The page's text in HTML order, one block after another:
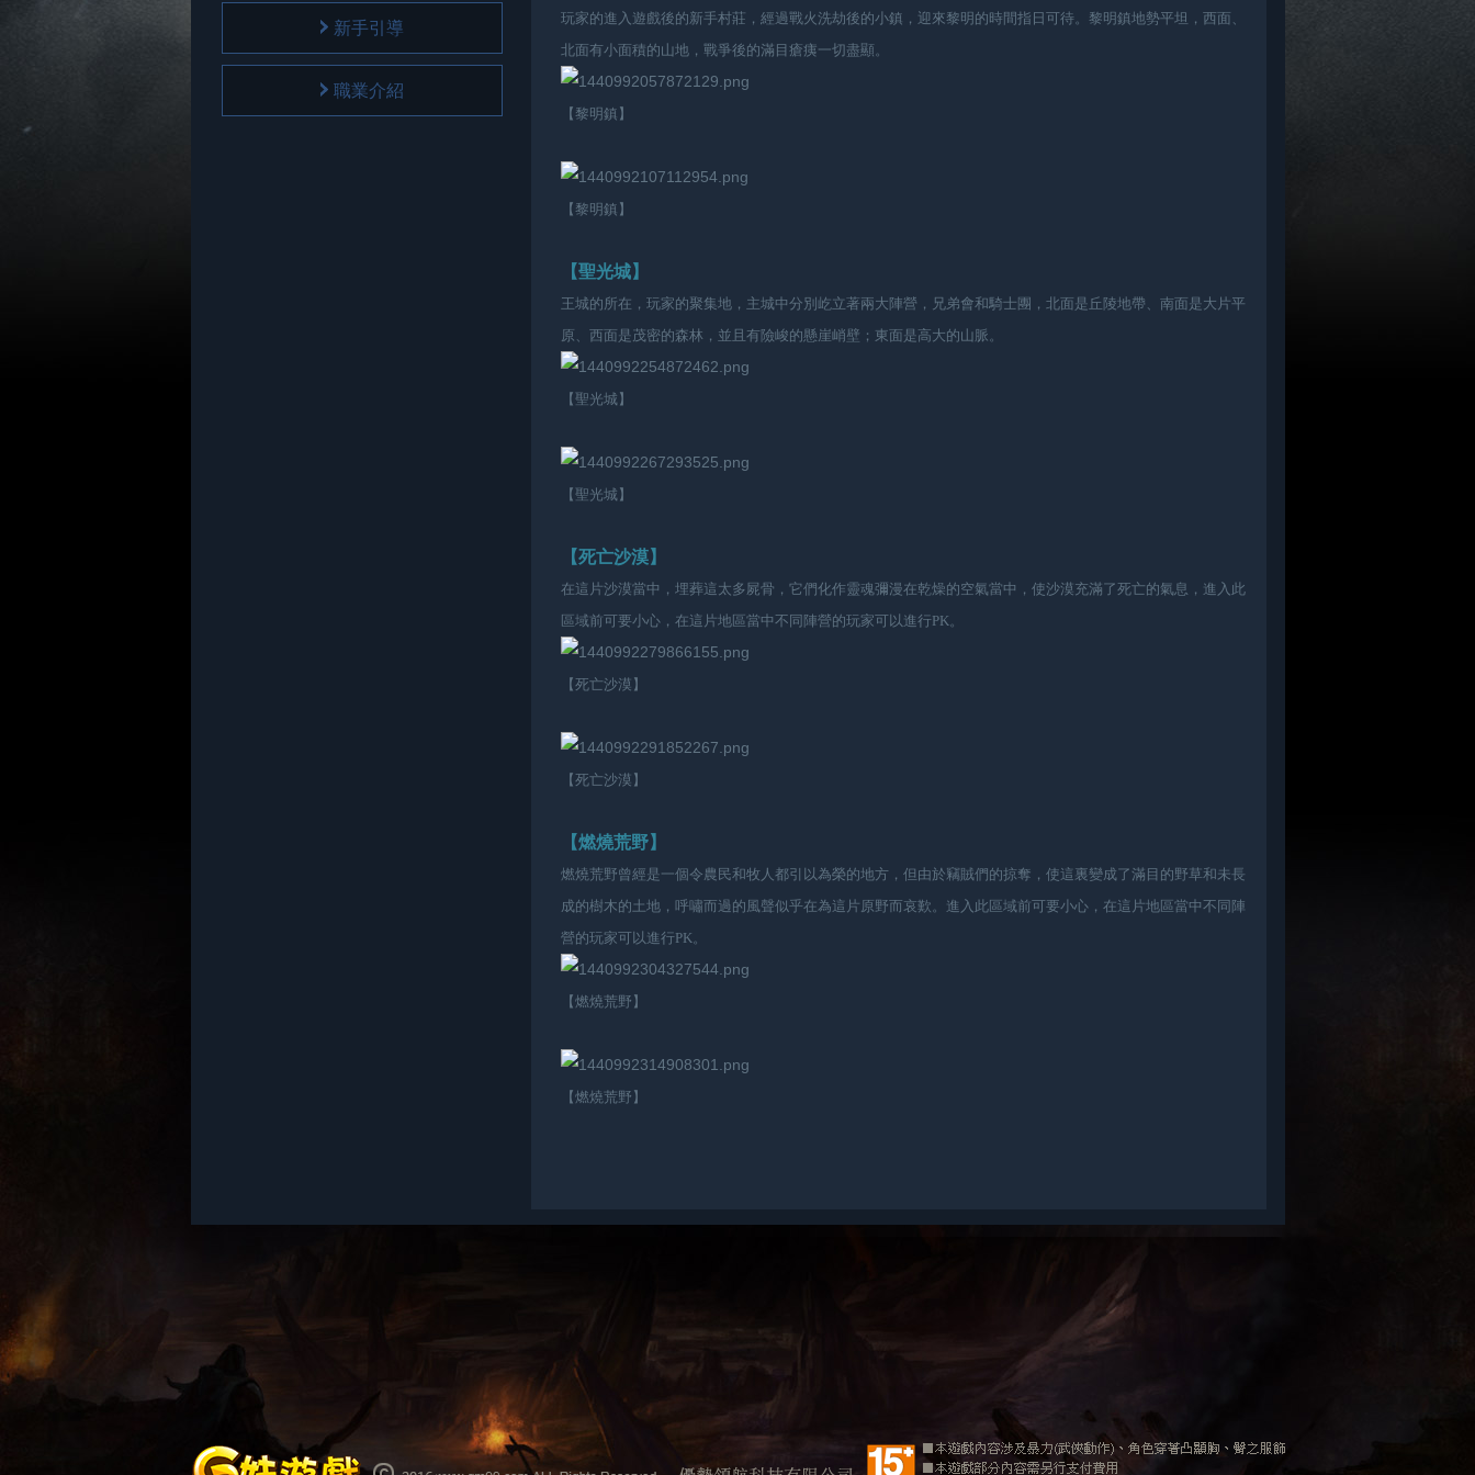
玩家的進入遊戲後的新手村莊，經過戰火洗劫後的小鎮，迎來黎明的時間指日可待。黎明鎮地勢平坦，西面、
北面有小面積的山地，戰爭後的滿目瘡痍一切盡顯。
【黎明鎮】
【黎明鎮】
【聖光城】
王城的所在，玩家的聚集地，主城中分別屹立著兩大陣營，兄弟會和騎士團，北面是丘陵地帶、南面是大片平
原、西面是茂密的森林，並且有險峻的懸崖峭壁；東面是高大的山脈。
【聖光城】
【聖光城】
【死亡沙漠】
在這片沙漠當中，埋葬這太多屍骨，它們化作靈魂彌漫在乾燥的空氣當中，使沙漠充滿了死亡的氣息，進入此
區域前可要小心，在這片地區當中不同陣營的玩家可以進行PK。
【死亡沙漠】
【死亡沙漠】
【燃燒荒野】
燃燒荒野曾經是一個令農民和牧人都引以為榮的地方，但由於竊賊們的掠奪，使這裏變成了滿目的野草和未長
成的樹木的土地，呼嘯而過的風聲似乎在為這片原野而哀歎。進入此區域前可要小心，在這片地區當中不同陣
營的玩家可以進行PK。
【燃燒荒野】
【燃燒荒野】
新手引導
職業介紹